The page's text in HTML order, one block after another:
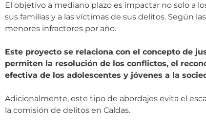
El objetivo a mediano plazo es impactar no solo a
sus familias y a las víctimas de sus delitos. Según
menores infractores por año.
Este proyecto se relaciona con el concepto de
permiten la resolución de los conflictos, el
efectiva de los adolescentes y jóvenes a la
Adicionalmente, este tipo de abordajes evita el
la comisión de delitos en Caldas.